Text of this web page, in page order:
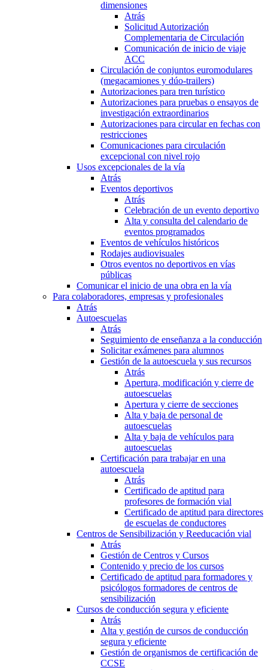
dimensiones
Atrás
Solicitud Autorización
Complementaria de Circulación
Comunicación de inicio de viaje
ACC
Circulación de conjuntos euromodulares
(megacamiones y dúo-trailers)
Autorizaciones para tren turístico
Autorizaciones para pruebas o ensayos de
investigación extraordinarios
Autorizaciones para circular en fechas con
restricciones
Comunicaciones para circulación
excepcional con nivel rojo
Usos excepcionales de la vía
Atrás
Eventos deportivos
Atrás
Celebración de un evento deportivo
Alta y consulta del calendario de
eventos programados
Eventos de vehículos históricos
Rodajes audiovisuales
Otros eventos no deportivos en vías
públicas
Comunicar el inicio de una obra en la vía
Para colaboradores, empresas y profesionales
Atrás
Autoescuelas
Atrás
Seguimiento de enseñanza a la conducción
Solicitar exámenes para alumnos
Gestión de la autoescuela y sus recursos
Atrás
Apertura, modificación y cierre de
autoescuelas
Apertura y cierre de secciones
Alta y baja de personal de
autoescuelas
Alta y baja de vehículos para
autoescuelas
Certificación para trabajar en una
autoescuela
Atrás
Certificado de aptitud para
profesores de formación vial
Certificado de aptitud para directores
de escuelas de conductores
Centros de Sensibilización y Reeducación vial
Atrás
Gestión de Centros y Cursos
Contenido y precio de los cursos
Certificado de aptitud para formadores y
psicólogos formadores de centros de
sensibilización
Cursos de conducción segura y eficiente
Atrás
Alta y gestión de cursos de conducción
segura y eficiente
Gestión de organismos de certificación de
CCSE